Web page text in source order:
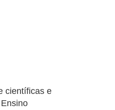
científicas e